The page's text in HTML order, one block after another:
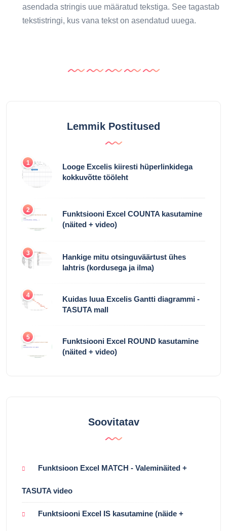
asendada stringis uue määratud tekstiga. See tagastab
tekstistringi, kus vana tekst on asendatud uuega.
Lemmik Postitused
1
Looge Excelis kiiresti hüperlinkidega
kokkuvõtte tööleht
2
Funktsiooni Excel COUNTA kasutamine
(näited + video)
3
Hankige mitu otsinguväärtust ühes
lahtris (kordusega ja ilma)
4
Kuidas luua Excelis Gantti diagrammi -
TASUTA mall
5
Funktsiooni Excel ROUND kasutamine
(näited + video)
Soovitatav
Funktsioon Excel MATCH - Valeminäited +
TASUTA video
Funktsiooni Excel IS kasutamine (näide +